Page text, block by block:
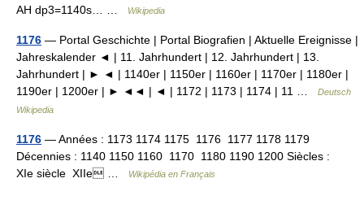
AH dp3=1140s… …
Wikipedia
1176 — Portal Geschichte | Portal Biografien | Aktuelle Ereignisse |
Jahreskalender ◄ | 11. Jahrhundert | 12. Jahrhundert | 13.
Jahrhundert | ► ◄ | 1140er | 1150er | 1160er | 1170er | 1180er |
1190er | 1200er | ► ◄◄ | ◄ | 1172 | 1173 | 1174 | 11 …
Deutsch
Wikipedia
1176 — Années : 1173 1174 1175 1176 1177 1178 1179
Décennies : 1140 1150 1160 1170 1180 1190 1200 Siècles :
XIe siècle XIIe …
Wikipédia en Français